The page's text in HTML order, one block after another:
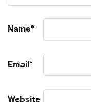
Name*
Email*
Website